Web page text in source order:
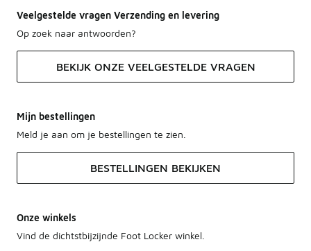
Veelgestelde vragen Verzending en levering
Op zoek naar antwoorden?
BEKIJK ONZE VEELGESTELDE VRAGEN
Mijn bestellingen
Meld je aan om je bestellingen te zien.
BESTELLINGEN BEKIJKEN
Onze winkels
Vind de dichtstbijzijnde Foot Locker winkel.